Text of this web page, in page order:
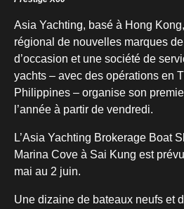
Asia Yachting, basé à Hong
régional de nouvelles marques
d’occasion et une société de
yachts – avec des opérations en
Philippines – organise son
l’année à partir de vendredi.
L’Asia Yachting Brokerage Boat
Marina Cove à Sai Kung est
mai au 2 juin.
Une dizaine de bateaux neufs et